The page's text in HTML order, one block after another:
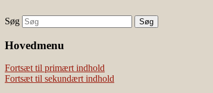
Наши партнеры
лучшие займы
Vivis chili
chili – dyrkning og mad
Søg
Hovedmenu
Fortsæt til primært indhold
Fortsæt til sekundært indhold